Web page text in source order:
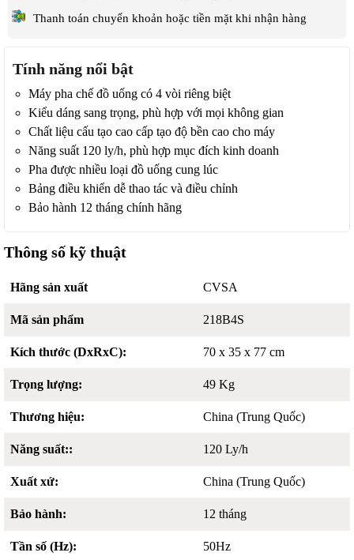
Thanh toán chuyển khoản hoặc tiền mặt khi nhận hàng
Tính năng nổi bật
Máy pha chế đồ uống có 4 vòi riêng biệt
Kiểu dáng sang trọng, phù hợp với mọi không gian
Chất liệu cấu tạo cao cấp tạo độ bền cao cho máy
Năng suất 120 ly/h, phù hợp mục đích kinh doanh
Pha được nhiều loại đồ uống cung lúc
Bảng điều khiển dễ thao tác và điều chỉnh
Bảo hành 12 tháng chính hãng
Thông số kỹ thuật
Hãng sản xuất CVSA
Mã sản phẩm 218B4S
Kích thước (DxRxC): 70 x 35 x 77 cm
Trọng lượng: 49 Kg
Thương hiệu: China (Trung Quốc)
Năng suất:: 120 Ly/h
Xuất xứ: China (Trung Quốc)
Bảo hành: 12 tháng
Tần số (Hz): 50Hz